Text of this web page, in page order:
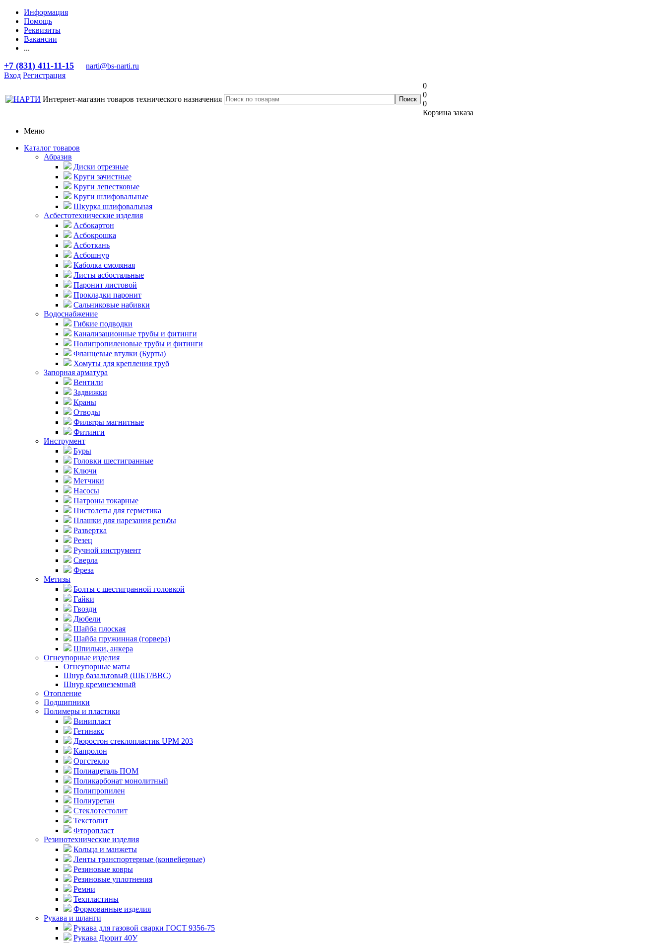
Информация
Помощь
Реквизиты
Вакансии
...
+7 (831) 411-11-15
narti@bs-narti.ru
Вход Регистрация
Интернет-магазин товаров технического назначения
0
0
0
Корзина заказа
Меню
Каталог товаров
Абразив
Диски отрезные
Круги зачистные
Круги лепестковые
Круги шлифовальные
Шкурка шлифовальная
Асбестотехнические изделия
Асбокартон
Асбокрошка
Асботкань
Асбошнур
Каболка смоляная
Листы асбостальные
Паронит листовой
Прокладки паронит
Сальниковые набивки
Водоснабжение
Гибкие подводки
Канализационные трубы и фитинги
Полипропиленовые трубы и фитинги
Фланцевые втулки (Бурты)
Хомуты для крепления труб
Запорная арматура
Вентили
Задвижки
Краны
Отводы
Фильтры магнитные
Фитинги
Инструмент
Буры
Головки шестигранные
Ключи
Метчики
Насосы
Патроны токарные
Пистолеты для герметика
Плашки для нарезания резьбы
Развертка
Резец
Ручной инструмент
Сверла
Фреза
Метизы
Болты с шестигранной головкой
Гайки
Гвозди
Дюбели
Шайба плоская
Шайба пружинная (горвера)
Шпильки, анкера
Огнеупорные изделия
Огнеупорные маты
Шнур базальтовый (ШБТ/ВВС)
Шнур кремнеземный
Отопление
Подшипники
Полимеры и пластики
Винипласт
Гетинакс
Дюростон стеклопластик UPM 203
Капролон
Оргстекло
Полиацеталь ПОМ
Поликарбонат монолитный
Полипропилен
Полиуретан
Стеклотестолит
Текстолит
Фторопласт
Резинотехнические изделия
Кольца и манжеты
Ленты транспортерные (конвейерные)
Резиновые ковры
Резиновые уплотнения
Ремни
Техпластины
Формованные изделия
Рукава и шланги
Рукава для газовой сварки ГОСТ 9356-75
Рукава Дюрит 40У